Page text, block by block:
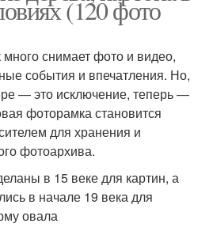
(120 фото
снимает фото и видео,
события и впечатления. Но,
— это исключение, теперь —
фоторамка становится
для хранения и
фотоархива.
в 15 веке для картин, а
в начале 19 века для
овала